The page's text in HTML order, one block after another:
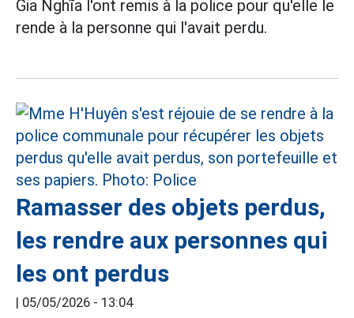
Gia Nghĩa l'ont remis à la police pour qu'elle le
rende à la personne qui l'avait perdu.
Ramasser des objets perdus,
les rendre aux personnes qui
les ont perdus
| 05/05/2026 - 13:04